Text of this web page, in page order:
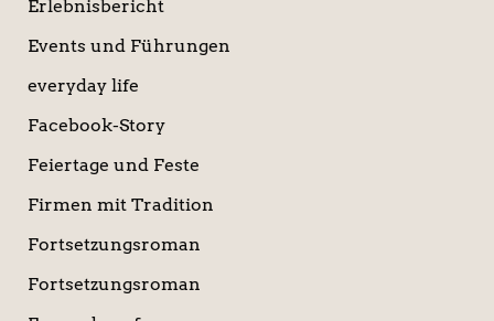
Erlebnisbericht
Events und Führungen
everyday life
Facebook-Story
Feiertage und Feste
Firmen mit Tradition
Fortsetzungsroman
Fortsetzungsroman